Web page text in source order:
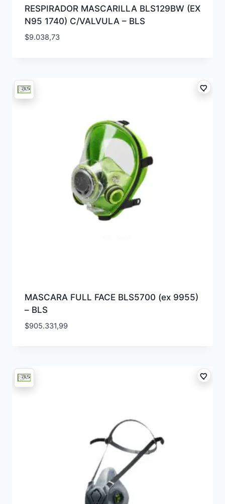
RESPIRADOR MASCARILLA BLS129BW (EX
N95 1740) C/VALVULA – BLS
$9.038,73
MASCARA FULL FACE BLS5700 (ex 9955)
– BLS
$905.331,99